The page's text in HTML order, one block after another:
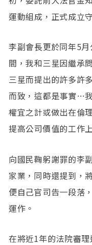
運動組成，正式成立
李副會長更於同年5
間，我和三星因繼承
三星而提出的許多許
而致，這都是事實…
權宜之計或做出在倫
提高公司價值的工作上
向國民鞠躬謝罪的李
家業，同時還提到，
便自己官司告一段落
運作。
在將近1年的法院審